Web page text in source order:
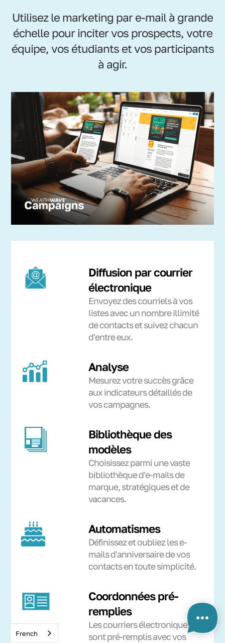
Utilisez le marketing par e-mail à grande
échelle pour inciter vos prospects, votre
équipe, vos étudiants et vos participants
à agir.
Diffusion par courrier
électronique
Envoyez des courriels à vos
listes avec un nombre illimité
de contacts et suivez chacun
d'entre eux.
Analyse
Mesurez votre succès grâce
aux indicateurs détaillés de
vos campagnes.
Bibliothèque des
modèles
Choisissez parmi une vaste
bibliothèque d'e-mails de
marque, stratégiques et de
vacances.
Automatismes
Définissez et oubliez les e-
mails d'anniversaire de vos
contacts en toute simplicité.
Coordonnées pré-
remplies
Les courriers électroniques
sont pré-remplis avec vos
French